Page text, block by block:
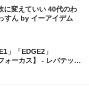
に変えていい 40代のわ
すん by イーアイデム
」「EDGE2」
ォーカス】 - レバテック